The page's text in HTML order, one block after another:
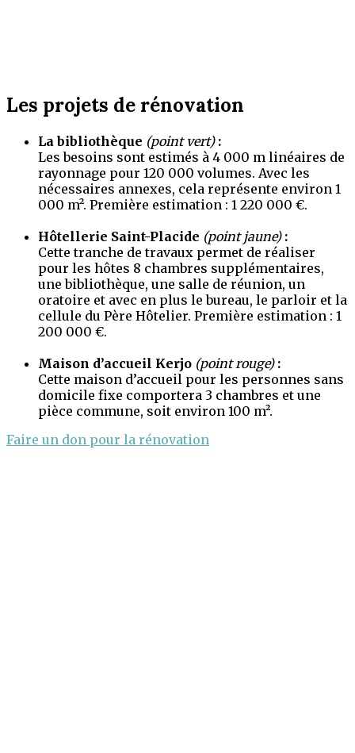
Les projets de rénovation
La bibliothèque (point vert):
Les besoins sont estimés à 4 000 m linéaires de
rayonnage pour 120 000 volumes. Avec les
nécessaires annexes, cela représente environ 1
000 m². Première estimation : 1 220 000 €.
Hôtellerie Saint-Placide (point jaune) :
Cette tranche de travaux permet de réaliser
pour les hôtes 8 chambres supplémentaires,
une bibliothèque, une salle de réunion, un
oratoire et avec en plus le bureau, le parloir et la
cellule du Père Hôtelier. Première estimation : 1
200 000 €.
Maison d’accueil Kerjo (point rouge) :
Cette maison d’accueil pour les personnes sans
domicile fixe comportera 3 chambres et une
pièce commune, soit environ 100 m².
Faire un don pour la rénovation